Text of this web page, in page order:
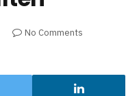
No Comments